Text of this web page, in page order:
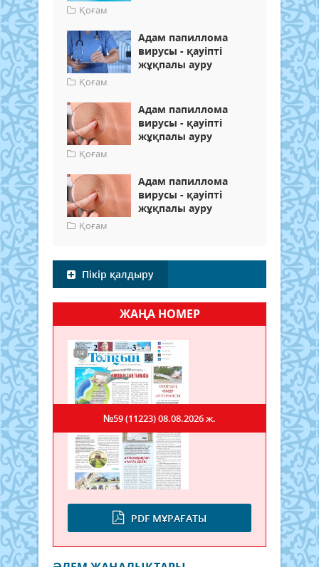
Қоғам
Адам папиллома
вирусы - қауіпті
жұқпалы ауру
Қоғам
Адам папиллома
вирусы - қауіпті
жұқпалы ауру
Қоғам
Адам папиллома
вирусы - қауіпті
жұқпалы ауру
Қоғам
Пікір қалдыру
ЖАҢА НОМЕР
PDF МҰРАҒАТЫ
№59 (11223)08.08.2026 ж.